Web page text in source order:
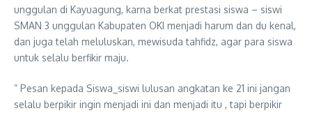
unggulan di Kayuagung, karna berkat prestasi siswa – siswi
SMAN 3 unggulan Kabupaten OKI menjadi harum dan du kenal,
dan juga telah meluluskan, mewisuda tahfidz, agar para siswa
untuk selalu berfikir maju.
” Pesan kepada Siswa_siswi lulusan angkatan ke 21 ini jangan
selalu berpikir ingin menjadi ini dan menjadi itu , tapi berpikir